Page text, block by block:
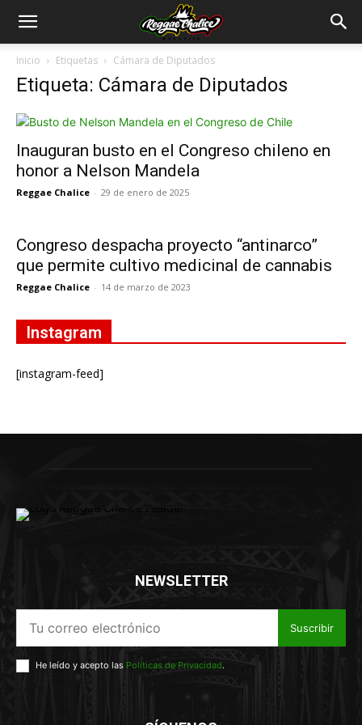
Inicio Etiquetas Cámara de Diputados
Etiqueta: Cámara de Diputados
Inauguran busto en el Congreso chileno en
honor a Nelson Mandela
Reggae Chalice - 29 de enero de 2025
Congreso despacha proyecto “antinarco”
que permite cultivo medicinal de cannabis
Reggae Chalice - 14 de marzo de 2023
Instagram
[instagram-feed]
NEWSLETTER
Suscribir
He leído y acepto las Políticas de Privacidad.